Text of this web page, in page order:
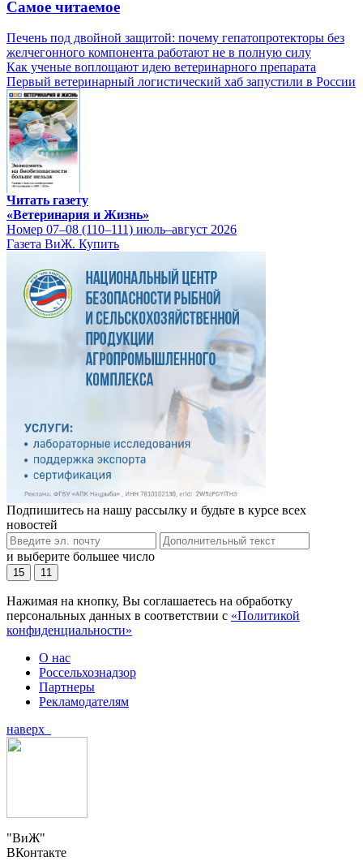
Самое читаемое
Печень под двойной защитой: почему гепатопротекторы без
желчегонного компонента работают не в полную силу
Как ученые воплощают идею ветеринарного препарата
Первый ветеринарный логистический хаб запустили в России
Читать газету
«Ветеринария и Жизнь»
Номер 07–08 (110–111) июль–август 2026
Газета ВиЖ. Купить
Подпишитесь на нашу рассылку и будьте в курсе всех
новостей
и выберите большее число
15 11
Нажимая на кнопку, Вы соглашаетесь на обработку
персональных данных в соответствии с «Политикой
конфиденциальности»
О нас
Россельхознадзор
Партнеры
Рекламодателям
наверх
"ВиЖ"
ВКонтакте